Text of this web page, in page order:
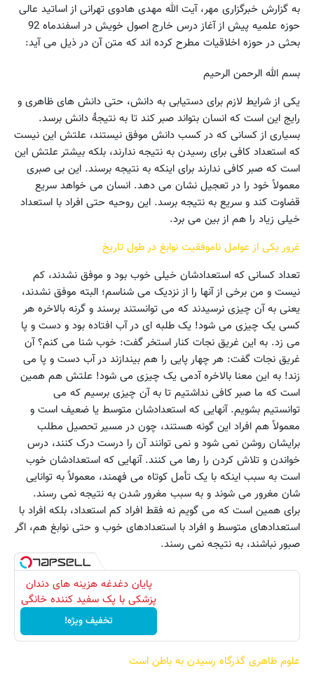
به گزارش خبرگزاری مهر، آیت الله مهدی هادوی تهرانی از اساتید عالی
حوزه علمیه پیش از آغاز درس خارج اصول خویش در اسفندماه 92
بحثی در حوزه اخلاقیات مطرح کرده اند که متن آن در ذیل می آید:
بسم الله الرحمن الرحیم
یکی از شرایط لازم برای دستیابی به دانش، حتی دانش های ظاهری و
رایج این است که انسان بتواند صبر کند تا به نتیجهٔ دانش برسد.
بسیاری از کسانی که در کسب دانش موفق نیستند، علتش این نیست
که استعداد کافی برای رسیدن به نتیجه ندارند، بلکه بیشتر علتش این
است که صبر کافی ندارند برای اینکه به نتیجه برسند. این بی صبری
معمولاً خود را در تعجیل نشان می دهد. انسان می خواهد سریع
قضاوت کند و سریع به نتیجه برسد. این روحیه حتی افراد با استعداد
خیلی زیاد را هم از بین می برد.
غرور یکی از عوامل ناموفقیت نوابغ در طول تاریخ
تعداد کسانی که استعدادشان خیلی خوب بود و موفق نشدند، کم
نیست و من برخی از آنها را از نزدیک می شناسم؛ البته موفق نشدند،
یعنی به آن چیزی نرسیدند که می توانستند برسند و گرنه بالاخره هر
کسی یک چیزی می شود! یک طلبه ای در آب افتاده بود و دست و پا
می زد. به این غریق نجات کنار استخر گفت: خوب شنا می کنم؟ آن
غریق نجات گفت: هر چهار پایی را هم بیندازند در آب دست و پا می
زند! به این معنا بالاخره آدمی یک چیزی می شود! علتش هم همین
است که ما صبر کافی نداشتیم تا به آن چیزی برسیم که می
توانستیم بشویم. آنهایی که استعدادشان متوسط یا ضعیف است و
معمولاً هم افراد این گونه هستند، چون در مسیر تحصیل مطلب
برایشان روشن نمی شود و نمی توانند آن را درست درک کنند، درس
خواندن و تلاش کردن را رها می کنند. آنهایی که استعدادشان خوب
است به سبب اینکه با یک تأمل کوتاه می فهمند، معمولاً به توانایی
شان مغرور می شوند و به سبب مغرور شدن به نتیجه نمی رسند.
برای همین است که می گویم نه فقط افراد کم استعداد، بلکه افراد با
استعدادهای متوسط و افراد با استعدادهای خوب و حتی نوابغ هم، اگر
صبور نباشند، به نتیجه نمی رسند.
پایان دغدغه هزینه های دندان
پزشکی با پک سفید کننده خانگی
تخفیف ویژه!
علوم ظاهری گذرگاه رسیدن به باطن است